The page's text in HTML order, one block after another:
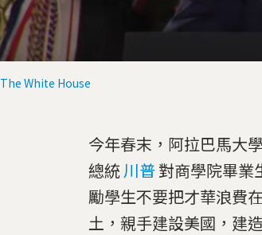
The White House
今年春末，阿拉巴馬大
總統川普對商學院畢業
勵學生不要把才華浪費
土，親手建設美國，建